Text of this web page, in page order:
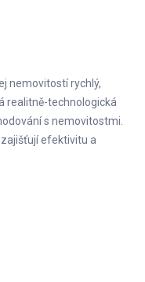
nemovitostí rychlý,
realitně-technologická
s nemovitostmi.
efektivitu a